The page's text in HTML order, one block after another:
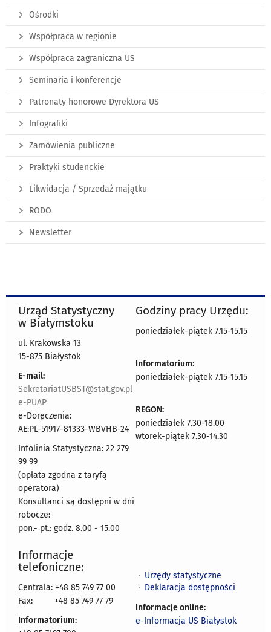
Ośrodki
Współpraca w regionie
Współpraca zagraniczna US
Seminaria i konferencje
Patronaty honorowe Dyrektora US
Infografiki
Zamówienia publiczne
Praktyki studenckie
Likwidacja / Sprzedaż majątku
RODO
Newsletter
Urząd Statystyczny
w Białymstoku
ul. Krakowska 13
15-875 Białystok
E-mail:
SekretariatUSBST@stat.gov.pl
e-PUAP
e-Doręczenia:
AE:PL-51917-81333-WBVHB-24
Infolinia Statystyczna: 22 279
99 99
(opłata zgodna z taryfą
operatora)
Konsultanci są dostępni w dni
robocze:
pon.- pt.: godz. 8.00 - 15.00
Godziny pracy Urzędu:
poniedziałek-piątek 7.15-15.15
Informatorium:
poniedziałek-piątek 7.15-15.15
REGON:
poniedziałek 7.30-18.00
wtorek-piątek 7.30-14.30
Informacje
telefoniczne:
Centrala: +48 85 749 77 00
Fax:
+48 85 749 77 79
Informatorium:
Urzędy statystyczne
Deklaracja dostępności
Informacje online:
e-Informacja US Białystok